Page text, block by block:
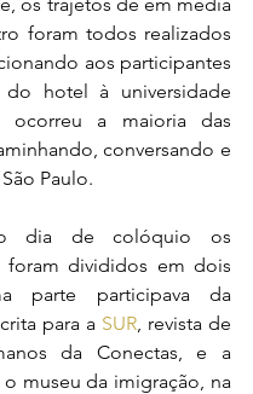
foram todos realizados
aos participantes
hotel à universidade
ocorreu a maioria das
conversando e
Paulo.
dia de colóquio os
foram divididos em dois
parte participava da
para a SUR, revista de
da Conectas, e a
o museu da imigração, na